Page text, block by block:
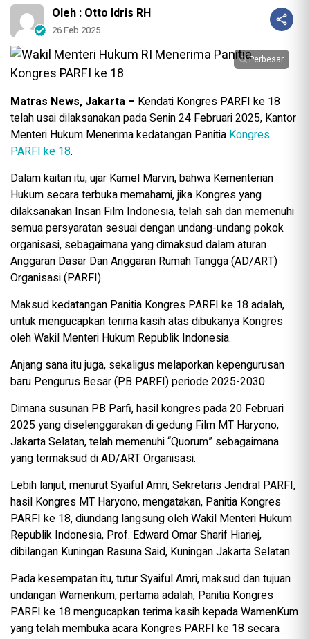
Oleh : Otto Idris RH
26 Feb 2025
Perbesar
Matras News, Jakarta – Kendati Kongres PARFI ke 18
telah usai dilaksanakan pada Senin 24 Februari 2025, Kantor
Menteri Hukum Menerima kedatangan Panitia Kongres
PARFI ke 18.
Dalam kaitan itu, ujar Kamel Marvin, bahwa Kementerian
Hukum secara terbuka memahami, jika Kongres yang
dilaksanakan Insan Film Indonesia, telah sah dan memenuhi
semua persyaratan sesuai dengan undang-undang pokok
organisasi, sebagaimana yang dimaksud dalam aturan
Anggaran Dasar Dan Anggaran Rumah Tangga (AD/ART)
Organisasi (PARFI).
Maksud kedatangan Panitia Kongres PARFI ke 18 adalah,
untuk mengucapkan terima kasih atas dibukanya Kongres
oleh Wakil Menteri Hukum Republik Indonesia.
Anjang sana itu juga, sekaligus melaporkan kepengurusan
baru Pengurus Besar (PB PARFI) periode 2025-2030.
Dimana susunan PB Parfi, hasil kongres pada 20 Februari
2025 yang diselenggarakan di gedung Film MT Haryono,
Jakarta Selatan, telah memenuhi “Quorum” sebagaimana
yang termaksud di AD/ART Organisasi.
Lebih lanjut, menurut Syaiful Amri, Sekretaris Jendral PARFI,
hasil Kongres MT Haryono, mengatakan, Panitia Kongres
PARFI ke 18, diundang langsung oleh Wakil Menteri Hukum
Republik Indonesia, Prof. Edward Omar Sharif Hiariej,
dibilangan Kuningan Rasuna Said, Kuningan Jakarta Selatan.
Pada kesempatan itu, tutur Syaiful Amri, maksud dan tujuan
undangan Wamenkum, pertama adalah, Panitia Kongres
PARFI ke 18 mengucapkan terima kasih kepada WamenKum
yang telah membuka acara Kongres PARFI ke 18 secara